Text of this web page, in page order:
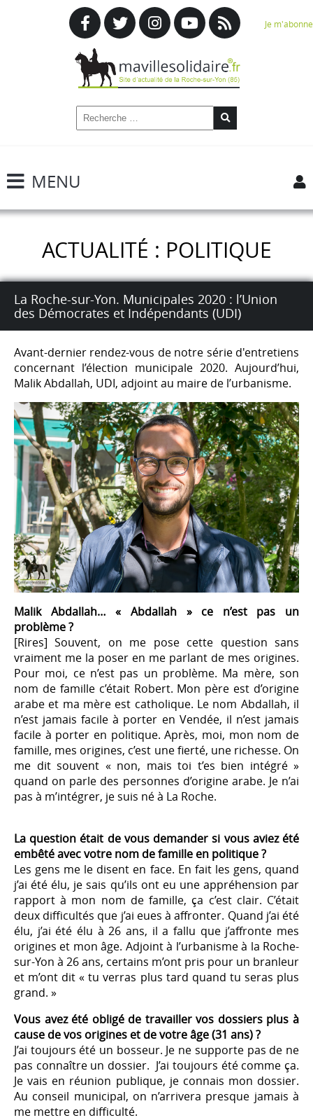
Je m'abonne
MENU
ACTUALITÉ : POLITIQUE
La Roche-sur-Yon. Municipales 2020 : l’Union
des Démocrates et Indépendants (UDI)
Avant-dernier rendez-vous de notre série d'entretiens
concernant l’élection municipale 2020. Aujourd’hui,
Malik Abdallah, UDI, adjoint au maire de l’urbanisme.
Malik Abdallah… « Abdallah » ce n’est pas un
problème ?
[Rires] Souvent, on me pose cette question sans
vraiment me la poser en me parlant de mes origines.
Pour moi, ce n’est pas un problème. Ma mère, son
nom de famille c’était Robert. Mon père est d’origine
arabe et ma mère est catholique. Le nom Abdallah, il
n’est jamais facile à porter en Vendée, il n’est jamais
facile à porter en politique. Après, moi, mon nom de
famille, mes origines, c’est une fierté, une richesse. On
me dit souvent « non, mais toi t’es bien intégré »
quand on parle des personnes d’origine arabe. Je n’ai
pas à m’intégrer, je suis né à La Roche.
La question était de vous demander si vous aviez été
embêté avec votre nom de famille en politique ?
Les gens me le disent en face. En fait les gens, quand
j’ai été élu, je sais qu’ils ont eu une appréhension par
rapport à mon nom de famille, ça c’est clair. C’était
deux difficultés que j’ai eues à affronter. Quand j’ai été
élu, j’ai été élu à 26 ans, il a fallu que j’affronte mes
origines et mon âge. Adjoint à l’urbanisme à la Roche-
sur-Yon à 26 ans, certains m’ont pris pour un branleur
et m’ont dit « tu verras plus tard quand tu seras plus
grand. »
Vous avez été obligé de travailler vos dossiers plus à
cause de vos origines et de votre âge (31 ans) ?
J’ai toujours été un bosseur. Je ne supporte pas de ne
pas connaître un dossier. J’ai toujours été comme ça.
Je vais en réunion publique, je connais mon dossier.
Au conseil municipal, on n’arrivera presque jamais à
me mettre en difficulté.